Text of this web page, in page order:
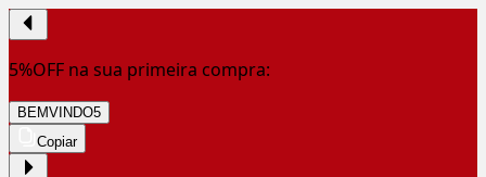
5%OFF na sua primeira compra:
BEMVINDO5
Copiar